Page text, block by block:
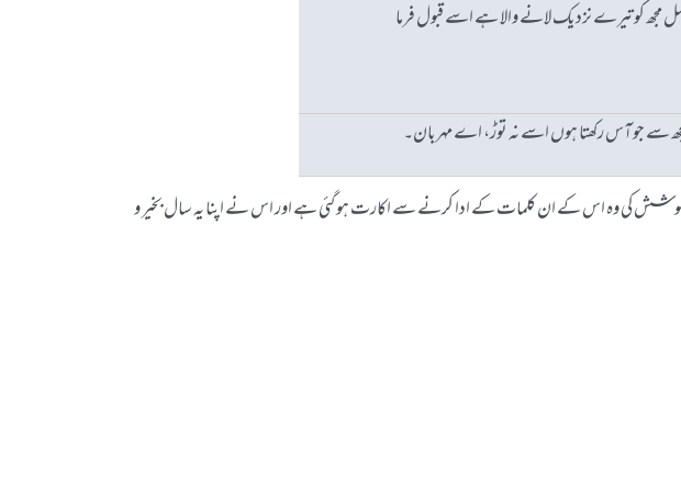
مجھ کو تیرے نزدیک لانے والا ہے اسے قبول فرما
سے جو آس رکھتا ہوں اسے نہ توڑ، اے مہربان۔
کی وہ اس کے ان کلمات کے ادا کرنے سے اکارت ہو گئی ہے اور اس نے اپنا یہ سال بخیر و